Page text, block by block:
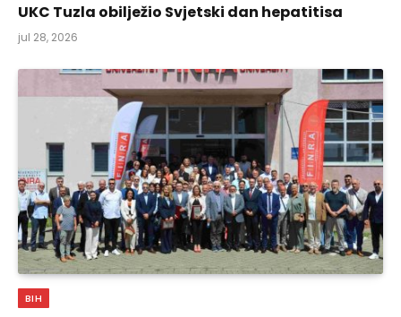
UKC Tuzla obilježio Svjetski dan hepatitisa
jul 28, 2026
BIH